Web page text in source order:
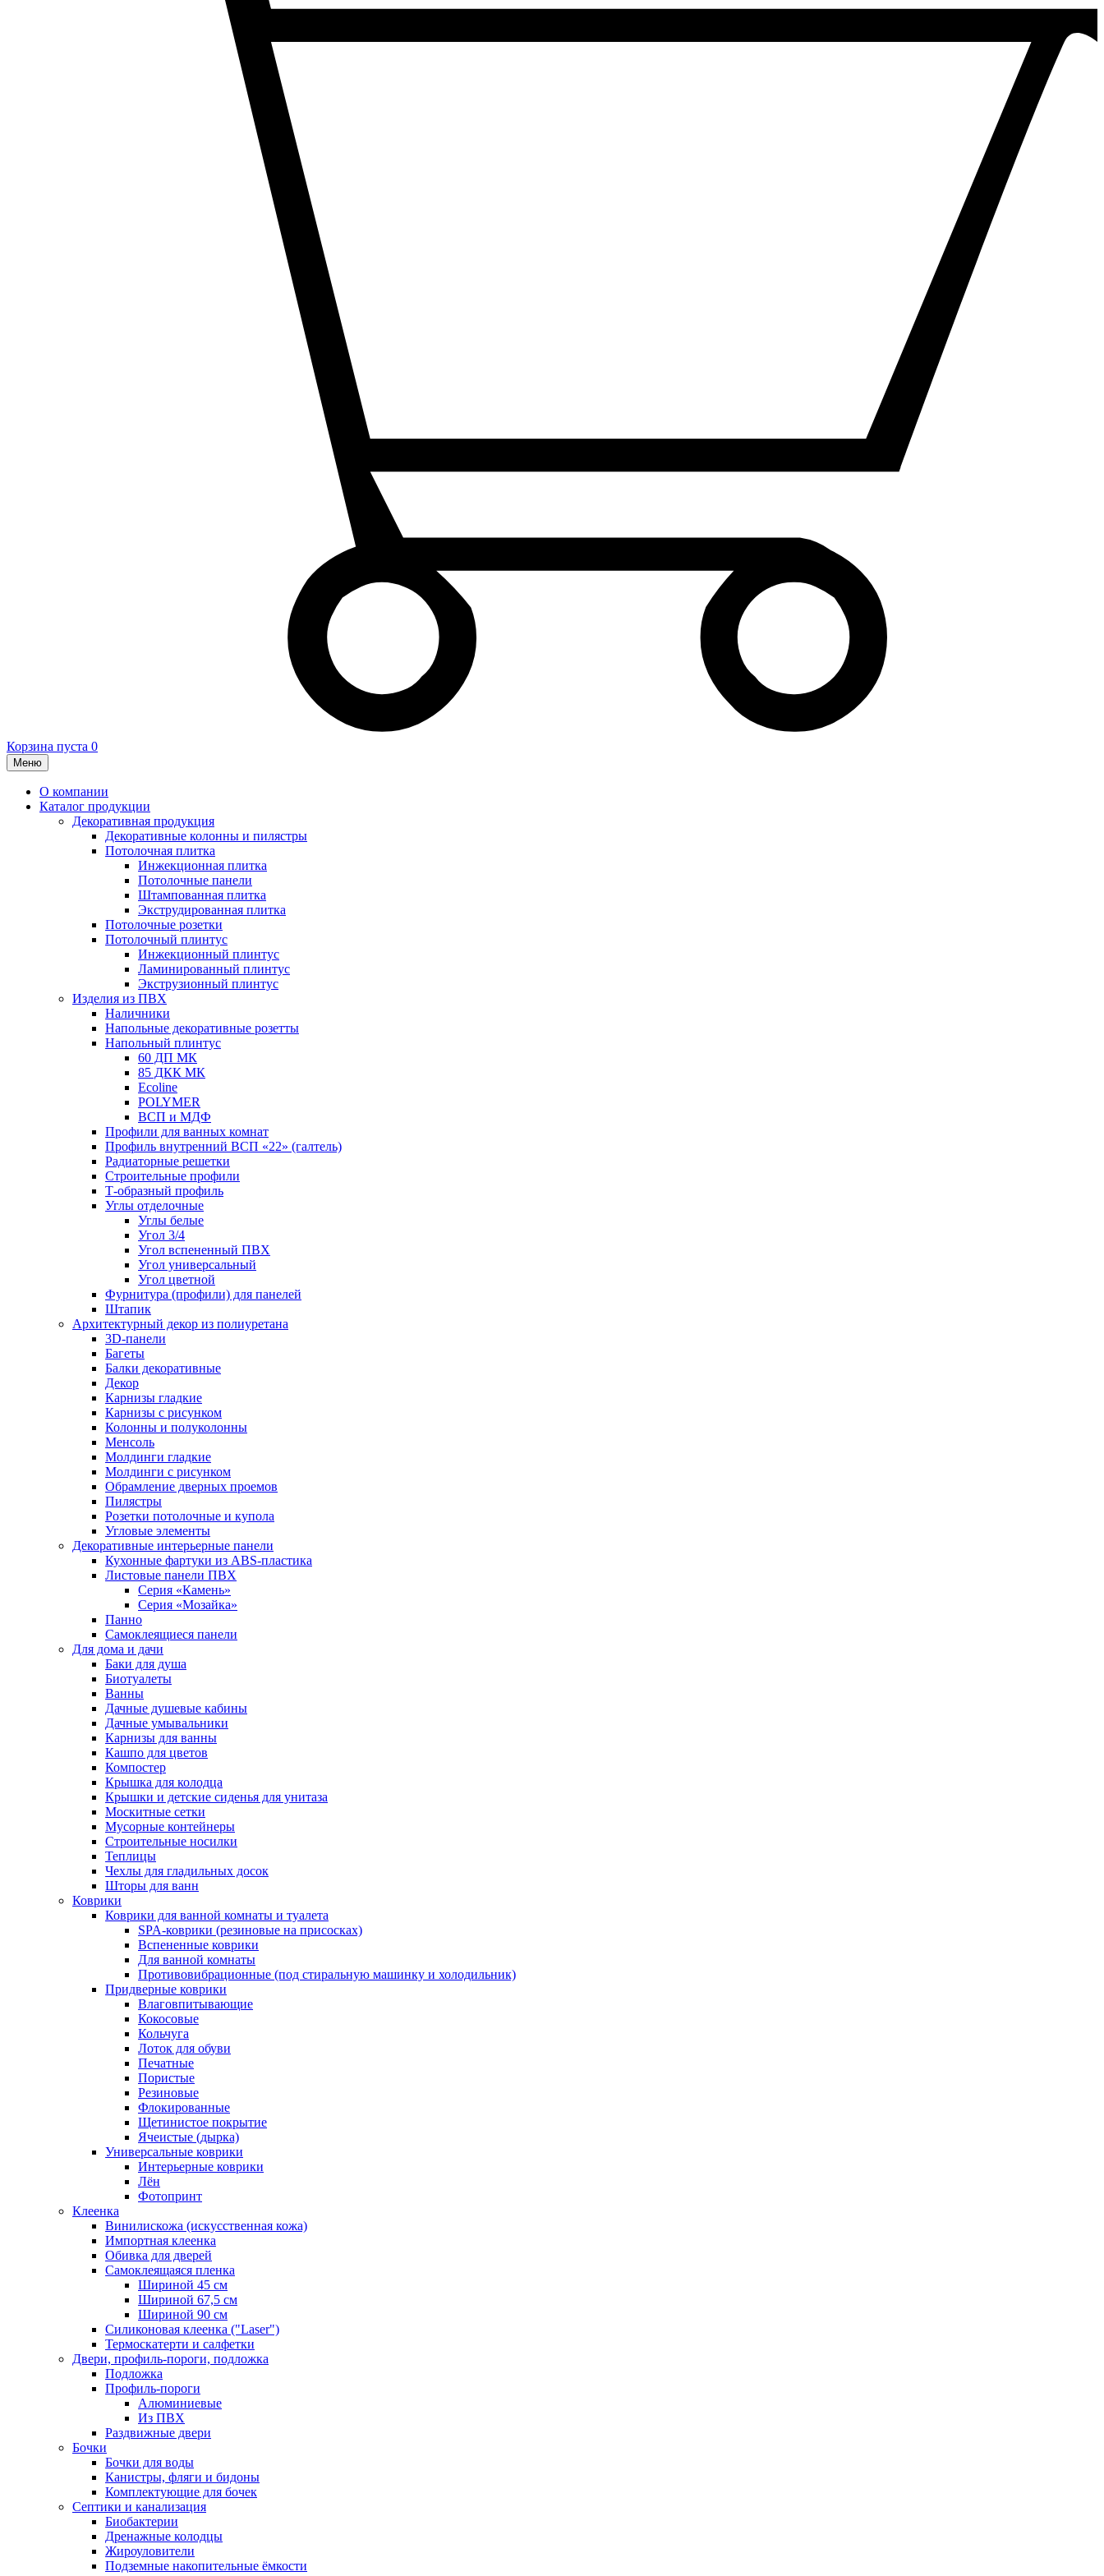
Корзина пуста 0
Меню
О компании
Каталог продукции
Декоративная продукция
Декоративные колонны и пилястры
Потолочная плитка
Инжекционная плитка
Потолочные панели
Штампованная плитка
Экструдированная плитка
Потолочные розетки
Потолочный плинтус
Инжекционный плинтус
Ламинированный плинтус
Экструзионный плинтус
Изделия из ПВХ
Наличники
Напольные декоративные розетты
Напольный плинтус
60 ДП МК
85 ДКК МК
Ecoline
POLYMER
ВСП и МДФ
Профили для ванных комнат
Профиль внутренний ВСП «22» (галтель)
Радиаторные решетки
Строительные профили
Т-образный профиль
Углы отделочные
Углы белые
Угол 3/4
Угол вспененный ПВХ
Угол универсальный
Угол цветной
Фурнитура (профили) для панелей
Штапик
Архитектурный декор из полиуретана
3D-панели
Багеты
Балки декоративные
Декор
Карнизы гладкие
Карнизы с рисунком
Колонны и полуколонны
Менсоль
Молдинги гладкие
Молдинги с рисунком
Обрамление дверных проемов
Пилястры
Розетки потолочные и купола
Угловые элементы
Декоративные интерьерные панели
Кухонные фартуки из ABS-пластика
Листовые панели ПВХ
Серия «Камень»
Серия «Мозайка»
Панно
Самоклеящиеся панели
Для дома и дачи
Баки для душа
Биотуалеты
Ванны
Дачные душевые кабины
Дачные умывальники
Карнизы для ванны
Кашпо для цветов
Компостер
Крышка для колодца
Крышки и детские сиденья для унитаза
Москитные сетки
Мусорные контейнеры
Строительные носилки
Теплицы
Чехлы для гладильных досок
Шторы для ванн
Коврики
Коврики для ванной комнаты и туалета
SPA-коврики (резиновые на присосках)
Вспененные коврики
Для ванной комнаты
Противовибрационные (под стиральную машинку и холодильник)
Придверные коврики
Влаговпитывающие
Кокосовые
Кольчуга
Лоток для обуви
Печатные
Пористые
Резиновые
Флокированные
Щетинистое покрытие
Ячеистые (дырка)
Универсальные коврики
Интерьерные коврики
Лён
Фотопринт
Клеенка
Винилискожа (искусственная кожа)
Импортная клеенка
Обивка для дверей
Самоклеящаяся пленка
Шириной 45 см
Шириной 67,5 см
Шириной 90 см
Силиконовая клеенка ("Laser")
Термоскатерти и салфетки
Двери, профиль-пороги, подложка
Подложка
Профиль-пороги
Алюминиевые
Из ПВХ
Раздвижные двери
Бочки
Бочки для воды
Канистры, фляги и бидоны
Комплектующие для бочек
Септики и канализация
Биобактерии
Дренажные колодцы
Жироуловители
Подземные накопительные ёмкости